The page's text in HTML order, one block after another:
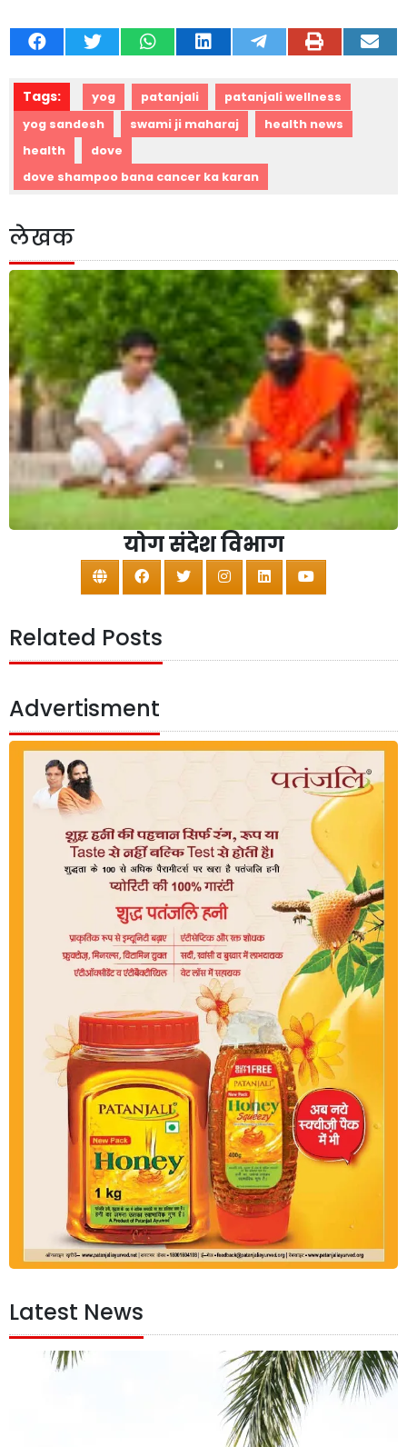
Tags: yog patanjali
patanjali wellness
yog sandesh
swami ji maharaj
health news
health
dove
dove shampoo bana cancer ka karan
लेखक
योग संदेश विभाग
Related Posts
Advertisment
Latest News